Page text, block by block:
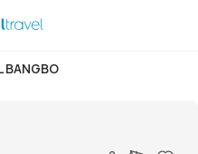
BANGBO